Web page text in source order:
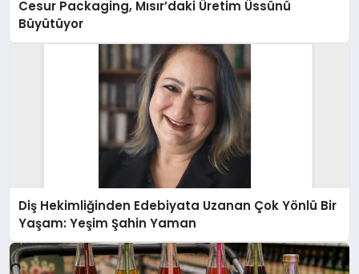
Cesur Packaging, Mısır’daki Üretim Üssünü
Büyütüyor
Diş Hekimliğinden Edebiyata Uzanan Çok Yönlü Bir
Yaşam: Yeşim Şahin Yaman